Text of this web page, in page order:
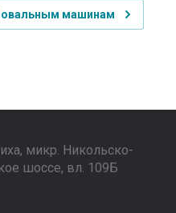
машинам
микр. Никольско-
шоссе, вл. 109Б